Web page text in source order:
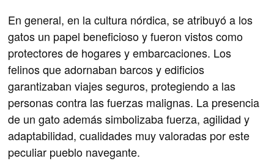
En general, en la cultura nórdica, se atribuyó a los
gatos un papel beneficioso y fueron vistos como
protectores de hogares y embarcaciones. Los
felinos que adornaban barcos y edificios
garantizaban viajes seguros, protegiendo a las
personas contra las fuerzas malignas. La presencia
de un gato además simbolizaba fuerza, agilidad y
adaptabilidad, cualidades muy valoradas por este
peculiar pueblo navegante.